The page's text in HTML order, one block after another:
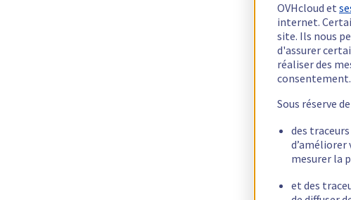
OVHcloud et
internet.
site. Ils nous
d'assurer
réaliser des
consentement.
Sous réserve
des
d’améliorer
mesurer la
et des